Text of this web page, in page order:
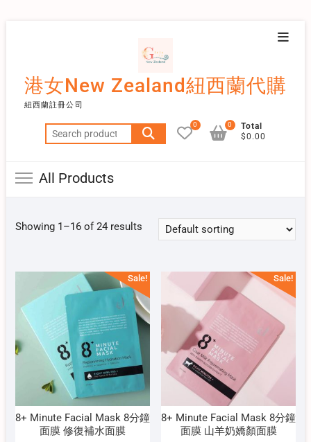
港女New Zealand紐西蘭代購
紐西蘭註冊公司
Search
for:
0
Total
$0.00
0
All Products
Showing 1–16 of 24 results
Sale!
8+ Minute Facial Mask 8分鐘
面膜 修復補水面膜
Sale!
8+ Minute Facial Mask 8分鐘
面膜 山羊奶嬌顏面膜